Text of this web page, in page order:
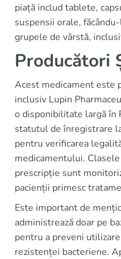
piață includ tablete,
suspensii orale,
grupele de vârstă,
Producători
Acest medicament este
inclusiv Lupin
o disponibilitate largă în
statutul de înregistrare
pentru verificarea
medicamentului.
prescripție sunt
pacienții primesc
Este important de
administrează doar pe
pentru a preveni
rezistenței bacteriene.